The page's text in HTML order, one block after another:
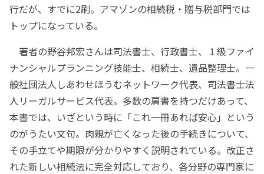
行だが、すでに2刷。アマゾンの相続税・贈与税部門では
トップになっている。
著者の野谷邦宏さんは司法書士、行政書士、１級ファイ
ナンシャルプランニング技能士、相続士、遺品整理士。一
般社団法人しあわせほうむネットワーク代表、司法書士法
人リーガルサービス代表。多数の肩書を持つだけあって、
本書では、いざという時に「これ一冊あれば安心」という
のがうたい文句。肉親が亡くなった後の手続きについて、
その手立てや期限が分かりやすく説明されている。改正さ
れた新しい相続法に完全対応しており、各分野の専門家に